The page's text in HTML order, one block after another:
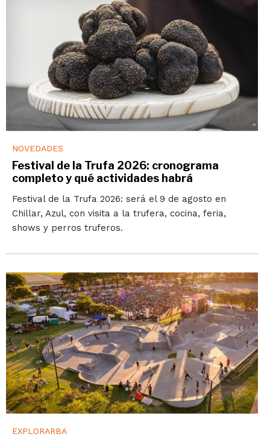
NOVEDADES
Festival de la Trufa 2026: cronograma
completo y qué actividades habrá
Festival de la Trufa 2026: será el 9 de agosto en
Chillar, Azul, con visita a la trufera, cocina, feria,
shows y perros truferos.
EXPLORARBA